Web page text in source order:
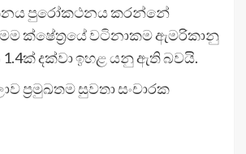
පුරෝකථනය කරන්නේ
ක්ෂේත්‍රයේ වටිනාකම ඇමරිකානු
දක්වා ඉහළ යනු ඇති බවයි.
ප්‍රමුඛතම සුවතා සංචාරක